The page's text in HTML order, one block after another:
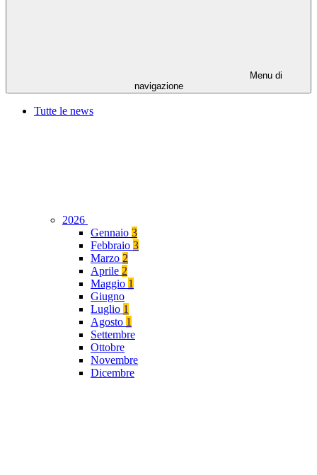
Menu di
navigazione
Tutte le news
2026
Gennaio 3
Febbraio 3
Marzo 2
Aprile 2
Maggio 1
Giugno
Luglio 1
Agosto 1
Settembre
Ottobre
Novembre
Dicembre